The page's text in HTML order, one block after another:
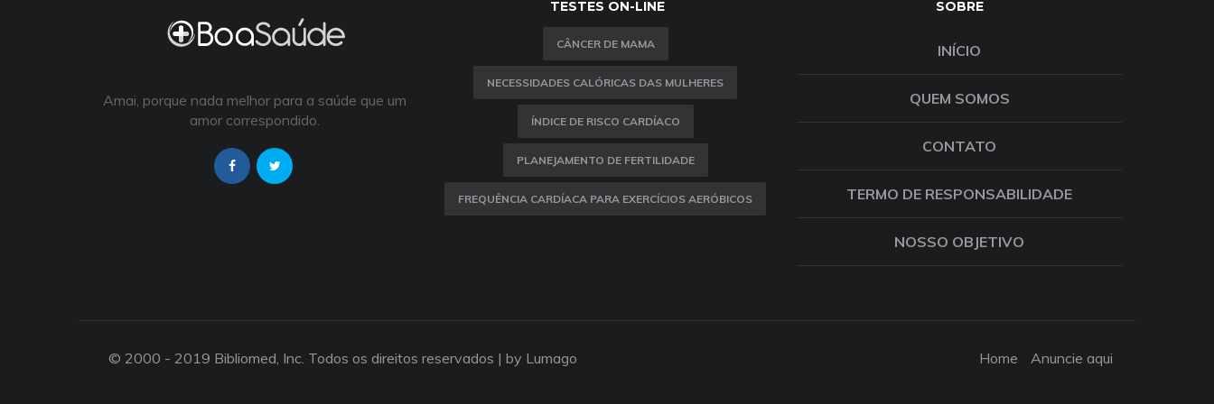
Amai, porque nada melhor para a saúde que um
amor correspondido.
TESTES ON-LINE
CÂNCER DE MAMA
NECESSIDADES CALÓRICAS DAS MULHERES
ÍNDICE DE RISCO CARDÍACO
PLANEJAMENTO DE FERTILIDADE
FREQUÊNCIA CARDÍACA PARA EXERCÍCIOS AERÓBICOS
SOBRE
INÍCIO
QUEM SOMOS
CONTATO
TERMO DE RESPONSABILIDADE
NOSSO OBJETIVO
Home Anuncie aqui
© 2000 - 2019 Bibliomed, Inc. Todos os direitos reservados | by Lumago